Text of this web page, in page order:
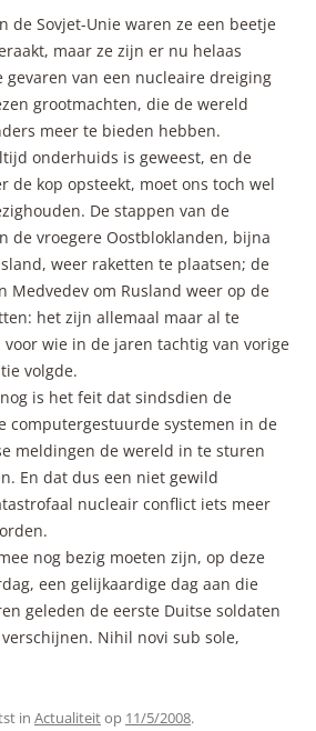
de Sovjet-Unie waren ze een beetje
maar ze zijn er nu helaas
gevaren van een nucleaire dreiging
grootmachten, die de wereld
meer te bieden hebben.
onderhuids is geweest, en de
de kop opsteekt, moet ons toch wel
De stappen van de
de vroegere Oostbloklanden, bijna
weer raketten te plaatsen; de
Medvedev om Rusland weer op de
het zijn allemaal maar al te
wie in de jaren tachtig van vorige
volgde.
is het feit dat sindsdien de
computergestuurde systemen in de
meldingen de wereld in te sturen
En dat dus een niet gewild
nucleair conflict iets meer
nog bezig moeten zijn, op deze
een gelijkaardige dag aan die
geleden de eerste Duitse soldaten
Nihil novi sub sole,
in Actualiteitop 11/5/2008.